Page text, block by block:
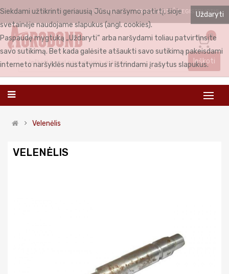
LIETUVIŲ PRISIJUNGTI REGISTRUOTIS
0
Ieškoti
Velenėlis
VELENĖLIS
Uždaryti
Siekdami užtikrinti geriausią Jūsų naršymo patirtį, šioje
svetainėje naudojame slapukus (angl. cookies).
Paspaudę mygtuką „Uždaryti“ arba naršydami toliau patvirtinsite
savo sutikimą. Bet kada galėsite atšaukti savo sutikimą pakeisdami
interneto naršyklės nustatymus ir ištrindami įrašytus slapukus.